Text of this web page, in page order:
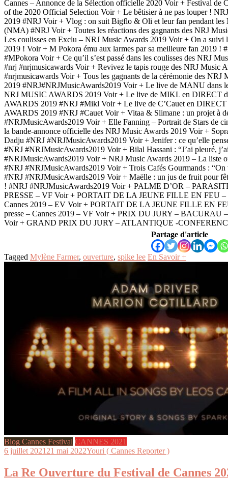
Cannes – Annonce de la Sélection officielle 2020 Voir + Festival de
of the 2020 Official Selection Voir + Le bêtisier à ne pas louper !
2019 #NRJ Voir + Vlog : on suit Bigflo & Oli et leur fan pendant les
(NMA) #NRJ Voir + Toutes les réactions des gagnants des NRJ
Les coulisses en Exclu – NRJ Music Awards 2019 Voir + On a suivi
2019 ! Voir + M Pokora ému aux larmes par sa meilleure fan 2019 !
#MPokora Voir + Ce qu’il s’est passé dans les coulisses des NRJ
#nrj #nrjmusicawards Voir + Revivez le tapis rouge des NRJ Music
#nrjmusicawards Voir + Tous les gagnants de la cérémonie des
2019 #NRJ#NRJMusicAwards2019 Voir + Le live de MANU dans
NRJ MUSIC AWARDS 2019 Voir + Le live de MIKL en DIRECT
AWARDS 2019 #NRJ #Mikl Voir + Le live de C’Cauet en
AWARDS 2019 #NRJ #Cauet Voir + Vitaa & Slimane : un projet à
#NRJMusicAwards2019 Voir + Elle Fanning – Portrait de Stars de
la bande-annonce officielle des NRJ Music Awards 2019 Voir +
Dadju #NRJ #NRJMusicAwards2019 Voir + Jenifer : ce qu’elle
#NRJ #NRJMusicAwards2019 Voir + Bilal Hassani : “J’ai pleuré,
#NRJMusicAwards2019 Voir + NRJ Music Awards 2019 – La liste
#NRJ #NRJMusicAwards2019 Voir + Trois Cafés Gourmands : “On
#NRJ #NRJMusicAwards2019 Voir + Maëlle : un jus de fruit pour
! #NRJ #NRJMusicAwards2019 Voir + PALME D’OR –
PRESSE – VF Voir + PORTAIT DE LA JEUNE FILLE EN FEU –
Cannes 2019 – EV Voir + PORTAIT DE LA JEUNE FILLE EN
presse – Cannes 2019 – VF Voir + PRIX DU JURY – BACURAU
Voir + GRAND PRIX DU JURY – ATLANTIQUE -
Partage d'article
Tagged Mylène Farmer, ouverture, spike lee En Savoir +
Blog Cannes Festival CANNES 2021
6 juillet 2021 21 mai 2022Youri ( Cannes Reporter )
La Re Ouverture du Festival de Cannes